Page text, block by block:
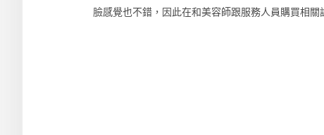
臉感覺也不錯，因此在和美容師跟服務人員購買相